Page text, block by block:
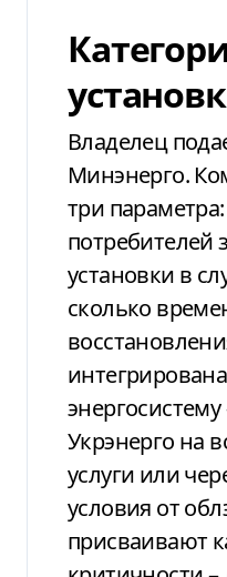
Владелец
Минэнерго.
три
потребителей
установки в
сколько
Укрэнерго на
услуги или
условия от
присваивают